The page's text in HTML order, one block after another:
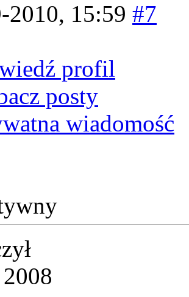
2010, 15:59 #7
profil
posty
wiadomość